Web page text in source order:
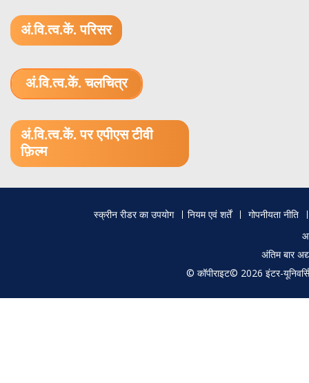
अं.वि.त्व.कें. परिसर
अं.वि.त्व.कें. चलचित्र
अं.वि.त्व.कें. पर एपीएस टीवी
फ़िल्म
स्क्रीन रीडर का उपयोग नियम एवं शर्तें
गोपनीयता नीति
अंतिम बार
© कॉपीराइट© 2026 इंटर-